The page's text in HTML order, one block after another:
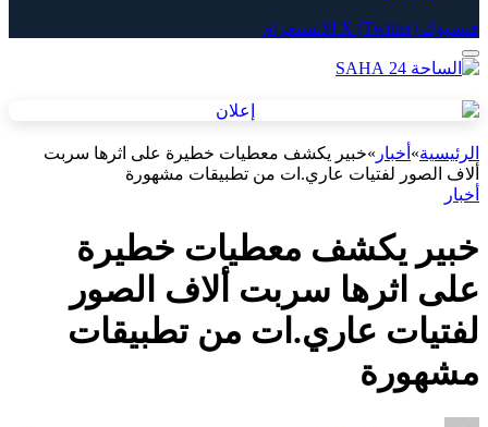
فيسبوك X (Twitter) الانستغرام
الرئيسية» أخبار »خبير يكشف معطيات خطيرة على اثرها سربت
ألاف الصور لفتيات عاري.ات من تطبيقات مشهورة
أخبار
خبير يكشف معطيات خطيرة
على اثرها سربت ألاف الصور
لفتيات عاري.ات من تطبيقات
مشهورة